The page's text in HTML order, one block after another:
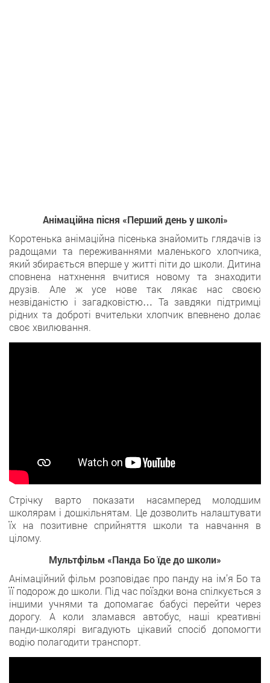
Анімаційна пісня «Перший день у школі»
Коротенька анімаційна пісенька знайомить глядачів із
радощами та переживаннями маленького хлопчика,
який збирається вперше у житті піти до школи. Дитина
сповнена натхнення вчитися новому та знаходити
друзів. Але ж усе нове так лякає нас своєю
незвіданістю і загадковістю… Та завдяки підтримці
рідних та доброті вчительки хлопчик впевнено долає
своє хвилювання.
Стрічку варто показати насамперед молодшим
школярам і дошкільнятам. Це дозволить налаштувати
їх на позитивне сприйняття школи та навчання в
цілому.
Мультфільм «Панда Бо їде до школи»
Анімаційний фільм розповідає про панду на ім’я Бо та
її подорож до школи. Під час поїздки вона спілкується з
іншими учнями та допомагає бабусі перейти через
дорогу. А коли зламався автобус, наші креативні
панди-школярі вигадують цікавий спосіб допомогти
водію полагодити транспорт.